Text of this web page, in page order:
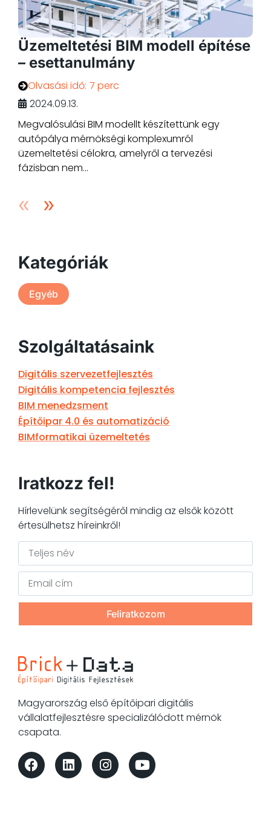
Üzemeltetési BIM modell építése
– esettanulmány
Olvasási idő: 7 perc
2024.09.13.
Megvalósulási BIM modellt készítettünk egy
autópálya mérnökségi komplexumról
üzemeltetési célokra, amelyről a tervezési
fázisban nem...
Kategóriák
Egyéb
Szolgáltatásaink
Digitális szervezetfejlesztés
Digitális kompetencia fejlesztés
BIM menedzsment
Építőipar 4.0 és automatizáció
BIMformatikai üzemeltetés
Iratkozz fel!
Hírlevelünk segítségéről mindig az elsők között
értesülhetsz híreinkről!
Feliratkozom
Magyarország első építőipari digitális
vállalatfejlesztésre specializálódott mérnök
csapata.